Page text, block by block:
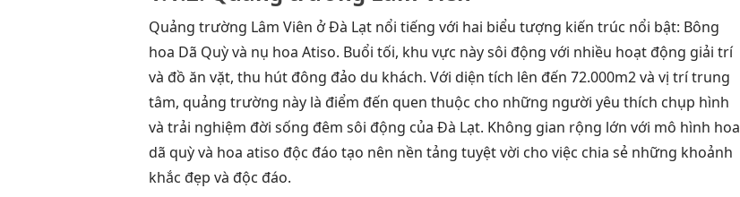
Quảng trường Lâm Viên ở Đà Lạt nổi tiếng với hai biểu tượng kiến trúc nổi bật: Bông
hoa Dã Quỳ và nụ hoa Atiso. Buổi tối, khu vực này sôi động với nhiều hoạt động giải trí
và đồ ăn vặt, thu hút đông đảo du khách. Với diện tích lên đến 72.000m2 và vị trí trung
tâm, quảng trường này là điểm đến quen thuộc cho những người yêu thích chụp hình
và trải nghiệm đời sống đêm sôi động của Đà Lạt. Không gian rộng lớn với mô hình hoa
dã quỳ và hoa atiso độc đáo tạo nên nền tảng tuyệt vời cho việc chia sẻ những khoảnh
khắc đẹp và độc đáo.